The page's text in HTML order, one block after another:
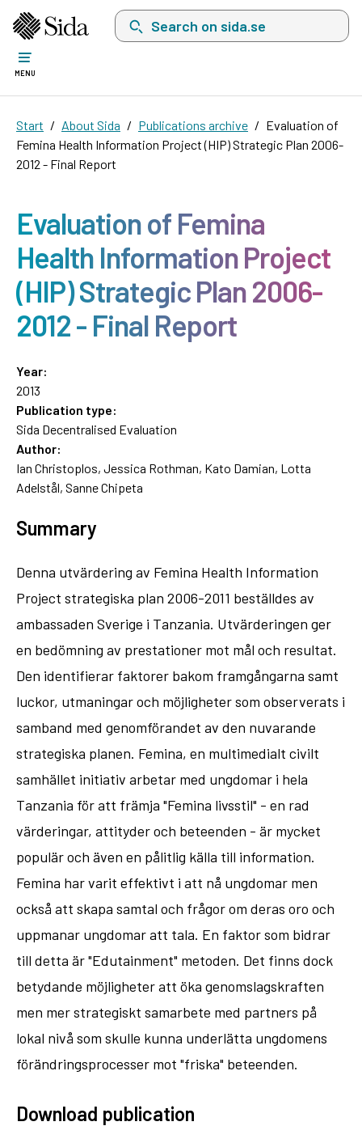
Search on sida.se, a list with search
MENU
Start About Sida Publications archive
Evaluation of
Femina Health Information Project (HIP) Strategic Plan 2006-
2012 - Final Report
Evaluation of Femina
Health Information Project
(HIP) Strategic Plan 2006-
2012 - Final Report
Year:
2013
Publication type:
Sida Decentralised Evaluation
Author:
Ian Christoplos, Jessica Rothman, Kato Damian, Lotta
Adelstål, Sanne Chipeta
Summary
Denna utvärdering av Femina Health Information
Project strategiska plan 2006-2011 beställdes av
ambassaden Sverige i Tanzania. Utvärderingen ger
en bedömning av prestationer mot mål och resultat.
Den identifierar faktorer bakom framgångarna samt
luckor, utmaningar och möjligheter som observerats i
samband med genomförandet av den nuvarande
strategiska planen. Femina, en multimedialt civilt
samhället initiativ arbetar med ungdomar i hela
Tanzania för att främja "Femina livsstil" - en rad
värderingar, attityder och beteenden - är mycket
populär och även en pålitlig källa till information.
Femina har varit effektivt i att nå ungdomar men
också att skapa samtal och frågor om deras oro och
uppmanar ungdomar att tala. En faktor som bidrar
till detta är "Edutainment" metoden. Det finns dock
betydande möjligheter att öka genomslagskraften
men mer strategiskt samarbete med partners på
lokal nivå som skulle kunna underlätta ungdomens
förändringsprocesser mot "friska" beteenden.
Download publication